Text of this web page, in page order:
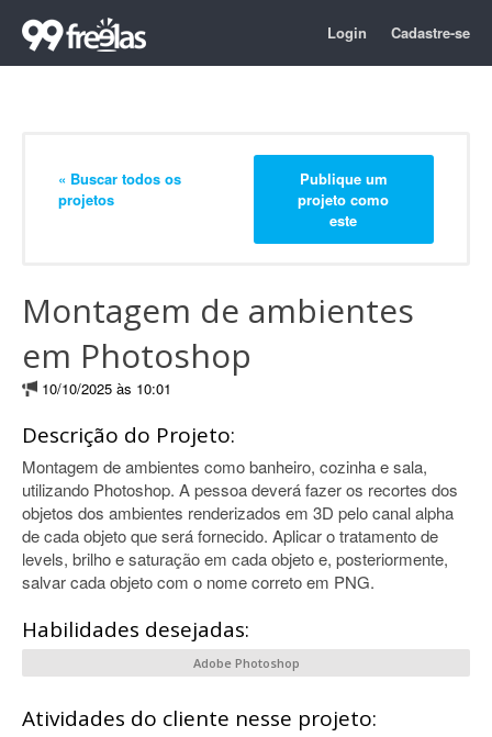
Login Cadastre-se
« Buscar todos os
projetos
Publique um
projeto como
este
Montagem de ambientes
em Photoshop
10/10/2025 às 10:01
Descrição do Projeto:
Montagem de ambientes como banheiro, cozinha e sala,
utilizando Photoshop. A pessoa deverá fazer os recortes dos
objetos dos ambientes renderizados em 3D pelo canal alpha
de cada objeto que será fornecido. Aplicar o tratamento de
levels, brilho e saturação em cada objeto e, posteriormente,
salvar cada objeto com o nome correto em PNG.
Habilidades desejadas:
Adobe Photoshop
Atividades do cliente nesse projeto: